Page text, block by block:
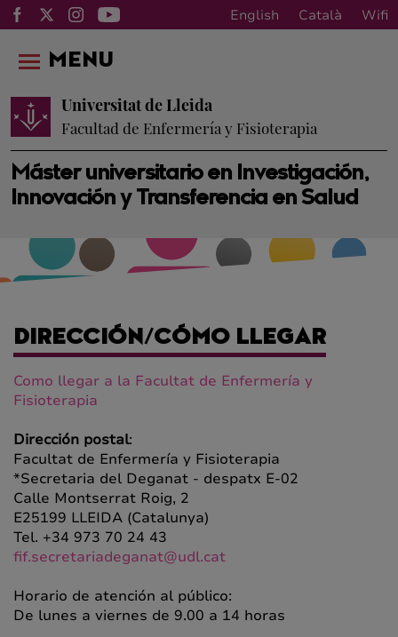
English Català Wifi
Máster universitario en Investigación,
Innovación y Transferencia en Salud
Universitat de Lleida
Facultad de Enfermería y Fisioterapia
MENU
DIRECCIÓN/CÓMO LLEGAR
Como llegar a la Facultat de Enfermería y
Fisioterapia
Dirección postal:
Facultat de Enfermería y Fisioterapia
*Secretaria del Deganat - despatx E-02
Calle Montserrat Roig, 2
E25199 LLEIDA (Catalunya)
Tel. +34 973 70 24 43
fif.secretariadeganat@udl.cat
Horario de atención al público:
De lunes a viernes de 9.00 a 14 horas